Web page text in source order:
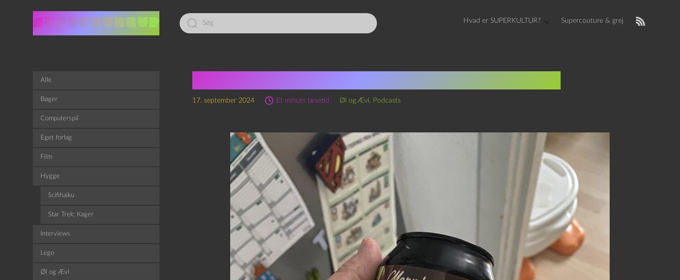
Led
efter:
Hvad er SUPERKULTUR? Supercouture & grej
17. september 2024 Et minuts læsetid Øl og Ævl , Podcasts
Alle
Bøger
Computerspil
Eget forlag
Film
Hygge
Scifihaiku
Star Trek: Kager
Interviews
Lego
Øl og Ævl